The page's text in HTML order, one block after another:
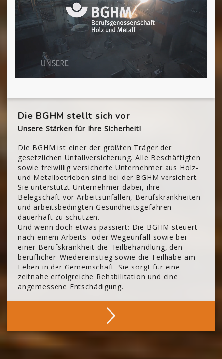
Die BGHM stellt sich vor
Unsere Stärken für Ihre Sicherheit!
Die BGHM ist einer der größten Träger der
gesetzlichen Unfallversicherung. Alle Beschäftigten
sowie freiwillig versicherte Unternehmer aus Holz-
und Metallbetrieben sind bei der BGHM versichert.
Sie unterstützt Unternehmer dabei, ihre
Belegschaft vor Arbeitsunfällen, Berufskrankheiten
und arbeitsbedingten Gesundheitsgefahren
dauerhaft zu schützen.
Und wenn doch etwas passiert: Die BGHM steuert
nach einem Arbeits- oder Wegeunfall sowie bei
einer Berufskrankheit die Heilbehandlung, den
beruflichen Wiedereinstieg sowie die Teilhabe am
Leben in der Gemeinschaft. Sie sorgt für eine
zeitnahe erfolgreiche Rehabilitation und eine
angemessene Entschädigung.
Mehr Über Die BGHM